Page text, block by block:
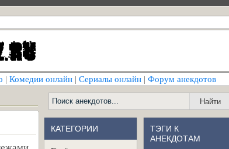
| Комедии онлайн | Сериалы онлайн | Форум анекдотов
КАТЕГОРИИ
ТЭГИ К
АНЕКДОТАМ